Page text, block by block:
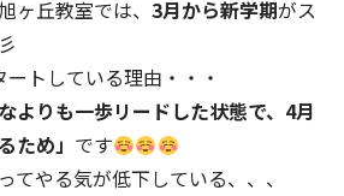
ヶ丘教室では、 3月から新学期がス
ートしている理由・・・
よりも一歩リードした状態で、4月
ため」 です
やる気が低下している、、、